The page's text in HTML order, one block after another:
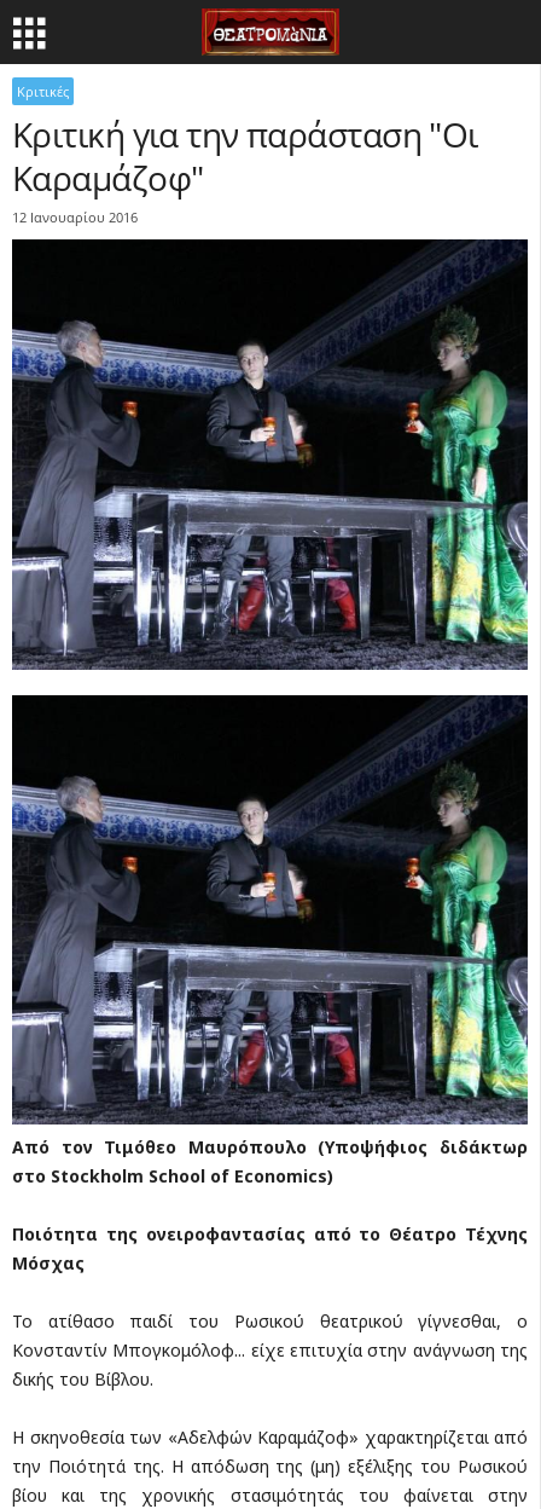
Κριτικές
Κριτική για την παράσταση "Οι
Καραμάζοφ"
12 Ιανουαρίου 2016
Από τον Τιμόθεο Μαυρόπουλο (Υποψήφιος διδάκτωρ
στο Stockholm School of Economics)
Ποιότητα της ονειροφαντασίας από το Θέατρο Τέχνης
Μόσχας
Το ατίθασο παιδί του Ρωσικού θεατρικού γίγνεσθαι, ο
Κονσταντίν Μπογκομόλοφ... είχε επιτυχία στην ανάγνωση της
δικής του Βίβλου.
Η σκηνοθεσία των «Αδελφών Καραμάζοφ» χαρακτηρίζεται από
την Ποιότητά της. Η απόδωση της (μη) εξέλιξης του Ρωσικού
βίου και της χρονικής στασιμότητάς του φαίνεται στην